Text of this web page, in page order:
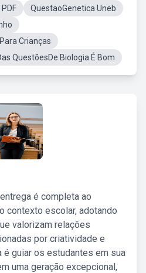
QuestaoGenetica Uneb
Crianças
QuestõesDe Biologia É Bom
é completa ao
contexto escolar, adotando
valorizam relações
por criatividade e
é guiar os estudantes em sua
uma geração excepcional,